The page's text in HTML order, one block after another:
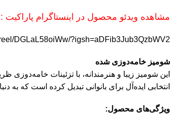
مشاهده ویدئو محصول در اینستاگرام پاراکیت :
DGLaL58oiWw/?igsh=aDFib3Jub3QzbWV2
شومیز خامه‌دوزی شده
این شومیز زیبا و هنرمندانه، با تزئینات
انتخابی ایده‌آل برای بانوانی تبدیل کرده است که به
ویژگی‌های محصول: